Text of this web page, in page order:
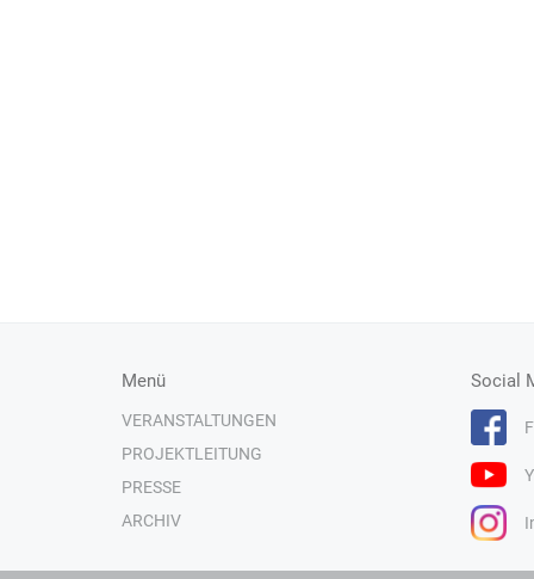
Menü
VERANSTALTUNGEN
PROJEKTLEITUNG
PRESSE
ARCHIV
Social